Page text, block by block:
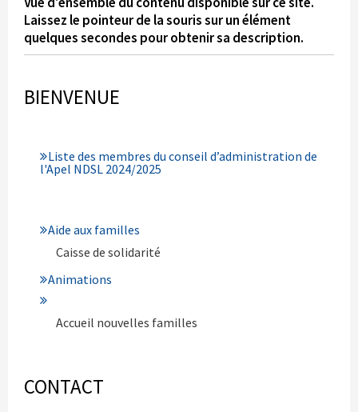
Laissez le pointeur de la souris sur un élément
quelques secondes pour obtenir sa description.
BIENVENUE
Liste des membres du conseil d’administration de
l'Apel NDSL 2024/2025
Aide aux familles
Caisse de solidarité
Animations
Accueil nouvelles familles
CONTACT